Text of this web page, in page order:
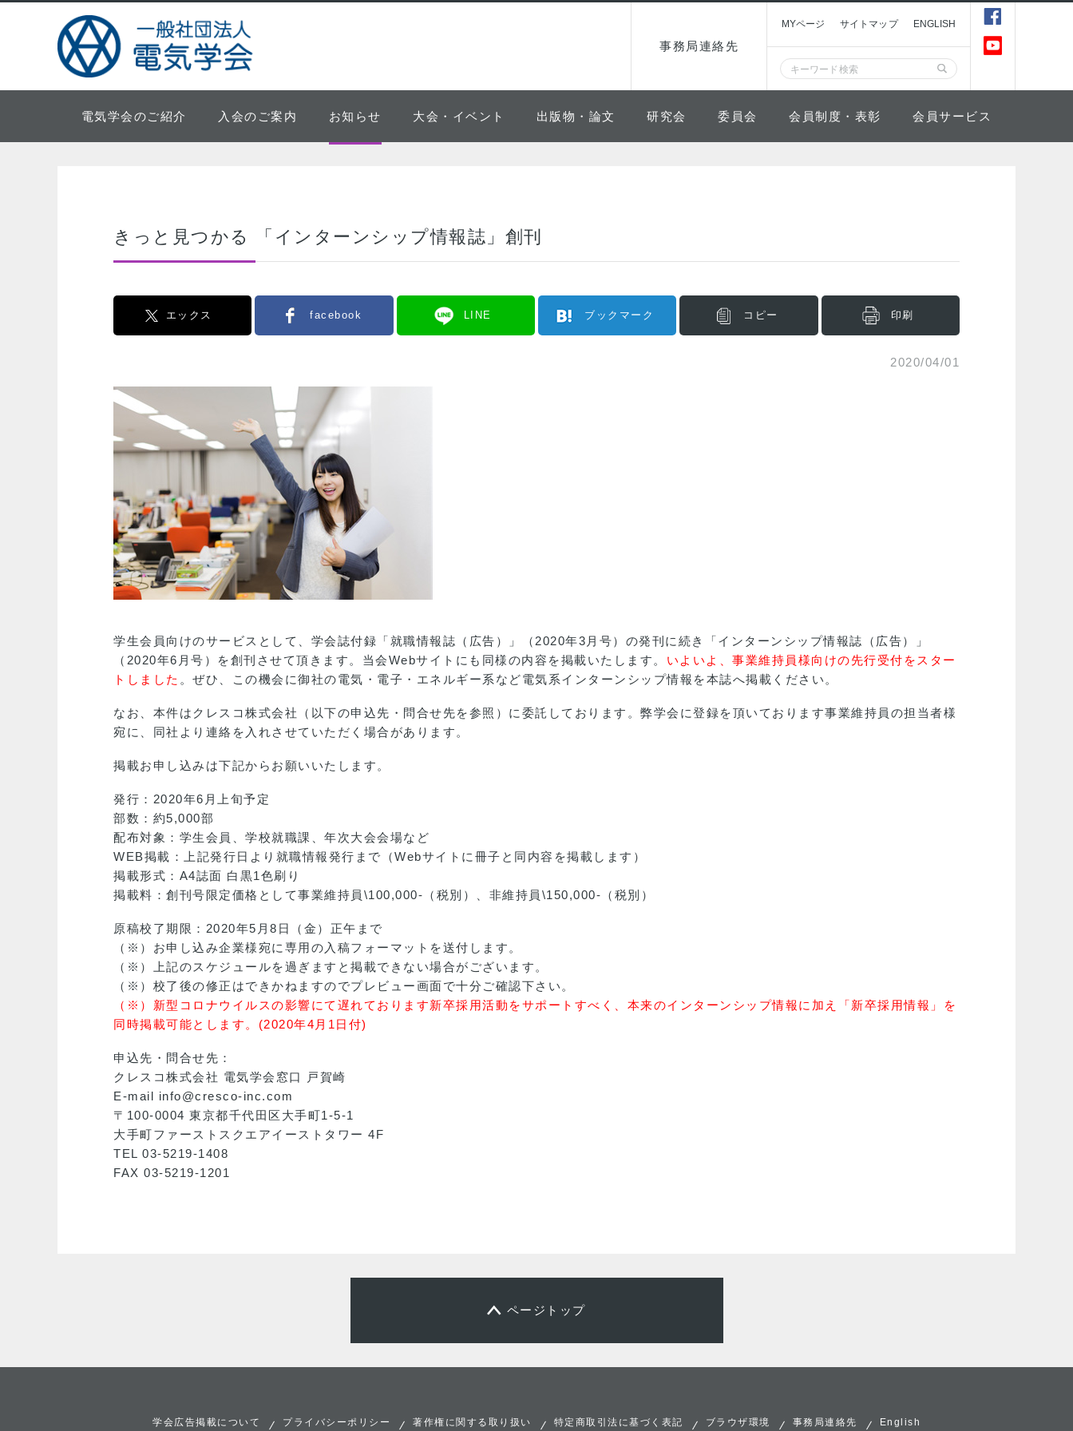
事務局連絡先
MYページ サイトマップ ENGLISH
電気学会のご紹介 入会のご案内 お知らせ 大会・イベント 出版物・論文 研究会 委員会 会員制度・表彰 会員サービス
きっと見つかる 「インターンシップ情報誌」創刊
エックス facebook LINE ブックマーク コピー 印刷
2020/04/01
学生会員向けのサービスとして、学会誌付録「就職情報誌（広告）」（2020年3月号）の発刊に続き「インターンシップ情報誌（広告）」
（2020年6月号）を創刊させて頂きます。当会Webサイトにも同様の内容を掲載いたします。 いよいよ、事業維持員様向けの先行受付をスター
トしました 。ぜひ、この機会に御社の電気・電子・エネルギー系など電気系インターンシップ情報を本誌へ掲載ください。
なお、本件はクレスコ株式会社（以下の申込先・問合せ先を参照）に委託しております。弊学会に登録を頂いております事業維持員の担当者様
宛に、同社より連絡を入れさせていただく場合があります。
掲載お申し込みは下記からお願いいたします。
発行：2020年6月上旬予定
部数：約5,000部
配布対象：学生会員、学校就職課、年次大会会場など
WEB掲載：上記発行日より就職情報発行まで（Webサイトに冊子と同内容を掲載します）
掲載形式：A4誌面 白黒1色刷り
掲載料：創刊号限定価格として事業維持員\100,000-（税別）、非維持員\150,000-（税別）
原稿校了期限：2020年5月8日（金）正午まで
（※）お申し込み企業様宛に専用の入稿フォーマットを送付します。
（※）上記のスケジュールを過ぎますと掲載できない場合がございます。
（※）校了後の修正はできかねますのでプレビュー画面で十分ご確認下さい。
（※）新型コロナウイルスの影響にて遅れております新卒採用活動をサポートすべく、本来のインターンシップ情報に加え「新卒採用情報」を
同時掲載可能とします。(2020年4月1日付)
申込先・問合せ先：
クレスコ株式会社 電気学会窓口 戸賀崎
E-mail info@cresco-inc.com
〒100-0004 東京都千代田区大手町1-5-1
大手町ファーストスクエアイーストタワー 4F
TEL 03-5219-1408
FAX 03-5219-1201
ページトップ
学会広告掲載について プライバシーポリシー 著作権に関する取り扱い 特定商取引法に基づく表記 ブラウザ環境 事務局連絡先 English